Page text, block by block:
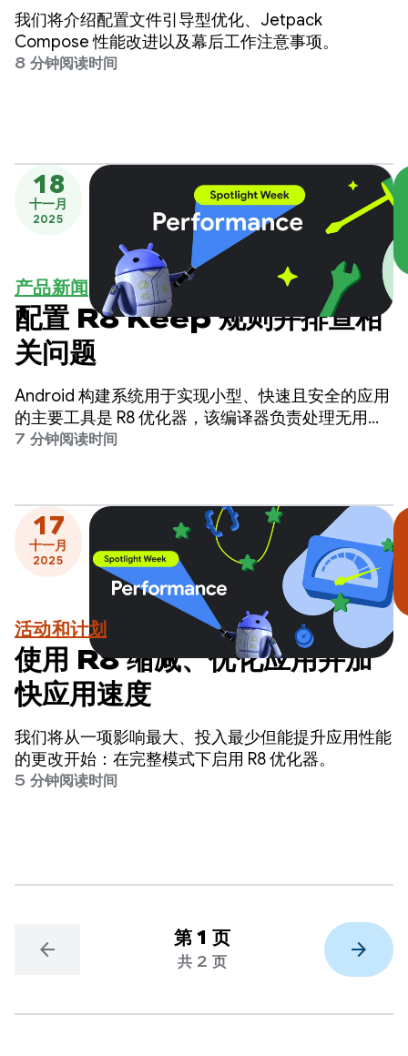
我们将介绍配置文件引导型优化、Jetpack
Compose 性能改进以及幕后工作注意事项。
8 分钟阅读时间
18
十一月
2025
产品新闻
配置 R8 Keep 规则并排查相
关问题
Android 构建系统用于实现小型、快速且安全的应用
的主要工具是 R8 优化器，该编译器负责处理无用代
码和资源移除以进行缩减、代码重命名或缩减，以及
7 分钟阅读时间
17
十一月
2025
活动和计划
使用 R8 缩减、优化应用并加
快应用速度
我们将从一项影响最大、投入最少但能提升应用性能
的更改开始：在完整模式下启用 R8 优化器。
5 分钟阅读时间
arrow_back 第 1 页
共 2 页 arrow_forward